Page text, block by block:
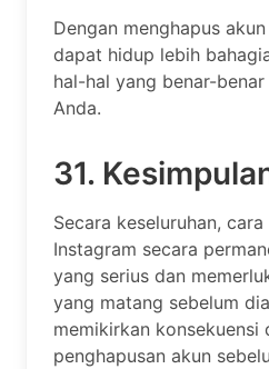
Dengan menghapus
dapat hidup lebih
hal-hal yang benar-
Anda.
31.
Secara keseluruhan,
Instagram secara
yang serius dan
yang matang sebelum
memikirkan konsekuensi
penghapusan akun